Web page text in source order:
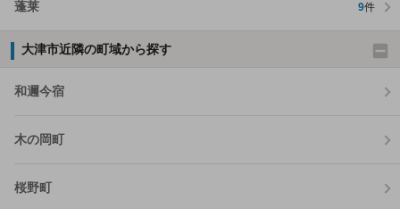
蓬莱 9件
大津市近隣の町域から探す
和邇今宿
木の岡町
桜野町